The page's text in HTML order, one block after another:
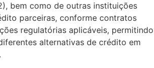
bem como de outras instituições
parceiras, conforme contratos
regulatórias aplicáveis, permitindo
alternativas de crédito em